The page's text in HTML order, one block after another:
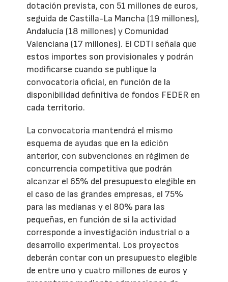
dotación prevista, con 51 millones de euros,
seguida de Castilla-La Mancha (19 millones),
Andalucía (18 millones) y Comunidad
Valenciana (17 millones). El CDTI señala que
estos importes son provisionales y podrán
modificarse cuando se publique la
convocatoria oficial, en función de la
disponibilidad definitiva de fondos FEDER en
cada territorio.
La convocatoria mantendrá el mismo
esquema de ayudas que en la edición
anterior, con subvenciones en régimen de
concurrencia competitiva que podrán
alcanzar el 65% del presupuesto elegible en
el caso de las grandes empresas, el 75%
para las medianas y el 80% para las
pequeñas, en función de si la actividad
corresponde a investigación industrial o a
desarrollo experimental. Los proyectos
deberán contar con un presupuesto elegible
de entre uno y cuatro millones de euros y